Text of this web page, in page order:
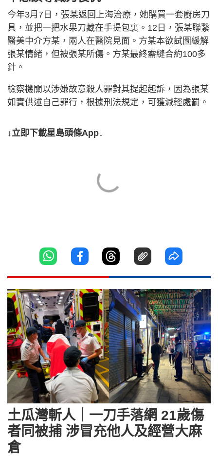
今年3月7日，張某返回上海治療，她購買一套廚房刀
具，並把一把水果刀藏在手提包裏。12日，張某聯繫
醫美中介方某，兩人在醫院見面。方某本欲試圖緩解
張某情緒，但被張某所傷。方某最終需縫合約100多
針。
檢察機關以涉嫌故意殺人罪對其提起起訴，因為張某
如實供述自己罪行，根據刑法規定，可獲減輕處罰。
↓立即下載星島頭條App↓
土瓜灣斬人｜一刀手落網 21歲傷
者同被捕 涉冒充他人及經營大麻
倉